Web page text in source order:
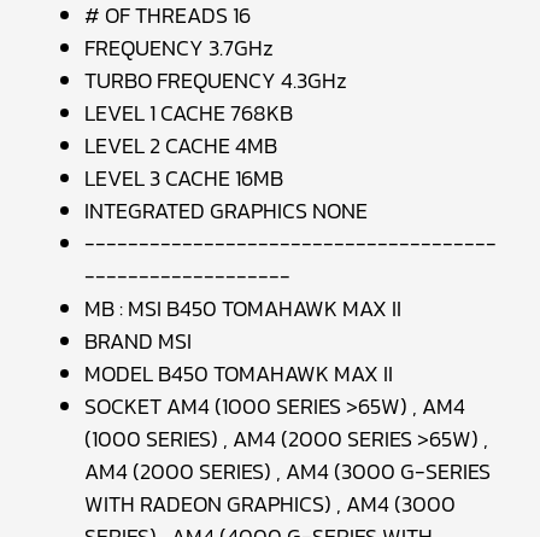
# OF THREADS 16
FREQUENCY 3.7GHz
TURBO FREQUENCY 4.3GHz
LEVEL 1 CACHE 768KB
LEVEL 2 CACHE 4MB
LEVEL 3 CACHE 16MB
INTEGRATED GRAPHICS NONE
--------------------------------------
-------------------
MB : MSI B450 TOMAHAWK MAX II
BRAND MSI
MODEL B450 TOMAHAWK MAX II
SOCKET AM4 (1000 SERIES >65W) , AM4
(1000 SERIES) , AM4 (2000 SERIES >65W) ,
AM4 (2000 SERIES) , AM4 (3000 G-SERIES
WITH RADEON GRAPHICS) , AM4 (3000